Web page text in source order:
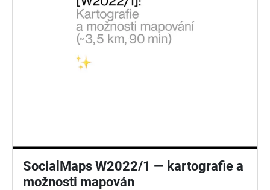
SocialMaps W2022/1 — kartografie a
možnosti mapován